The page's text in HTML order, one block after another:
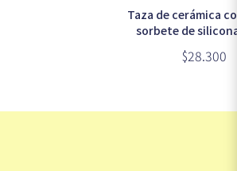
Taza de cerámica
sorbete de
$28.300